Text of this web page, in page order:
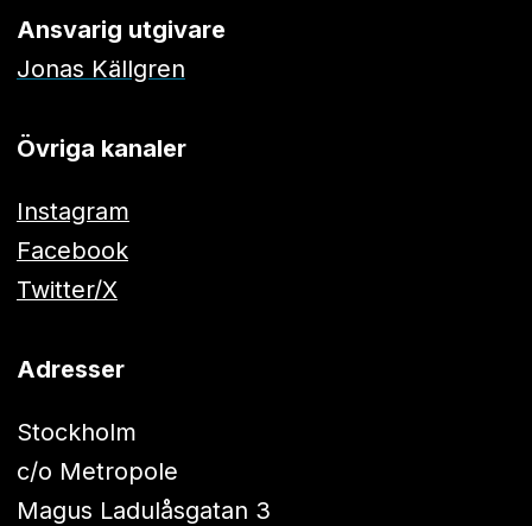
Ansvarig utgivare
Jonas Källgren
Övriga kanaler
Instagram
Facebook
Twitter/X
Adresser
Stockholm
c/o Metropole
Magus Ladulåsgatan 3